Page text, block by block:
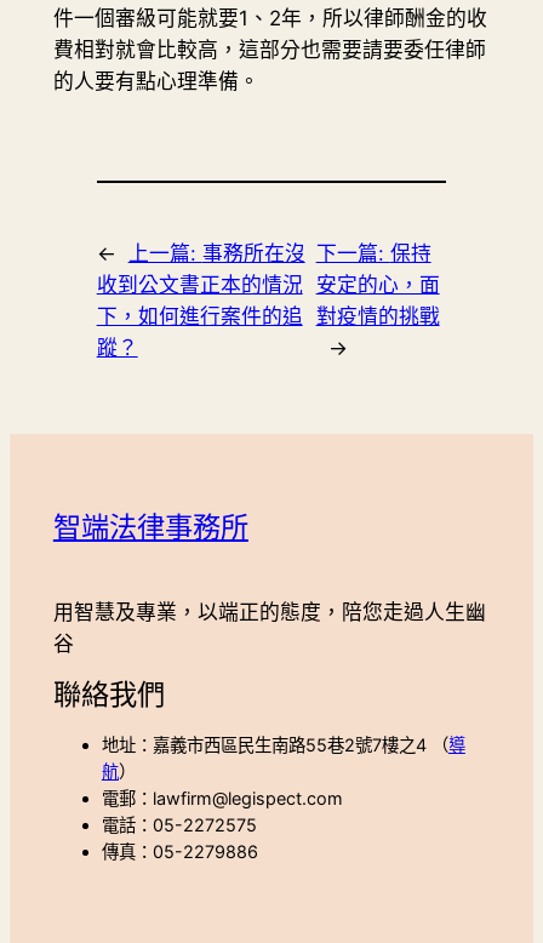
件一個審級可能就要1、2年，所以律師酬金的收
費相對就會比較高，這部分也需要請要委任律師
的人要有點心理準備。
← 上一篇: 事務所在沒
收到公文書正本的情況
下，如何進行案件的追
蹤？
下一篇: 保持
安定的心，面
對疫情的挑戰
→
智端法律事務所
用智慧及專業，以端正的態度，陪您走過人生幽
谷
聯絡我們
地址：嘉義市西區民生南路55巷2號7樓之4 （導
航）
電郵：lawfirm@legispect.com
電話：05-2272575
傳真：05-2279886